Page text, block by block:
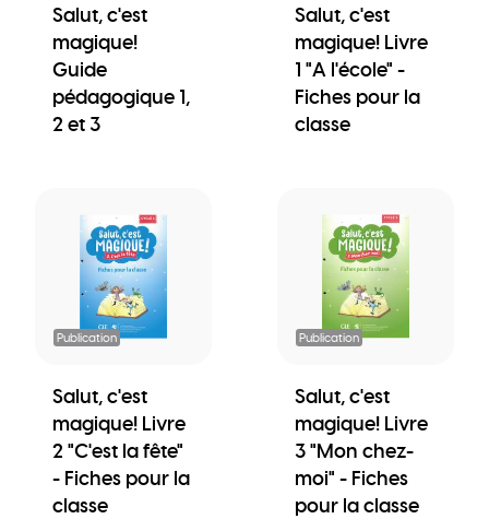
Salut, c'est
magique!
Guide
pédagogique 1,
2 et 3
Salut, c'est
magique! Livre
1 "A l'école" -
Fiches pour la
classe
Publication
Salut, c'est
magique! Livre
2 "C'est la fête"
- Fiches pour la
classe
Publication
Salut, c'est
magique! Livre
3 "Mon chez-
moi" - Fiches
pour la classe